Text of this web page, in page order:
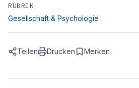
RUBRIK
Gesellschaft & Psychologie
Teilen Drucken Merken